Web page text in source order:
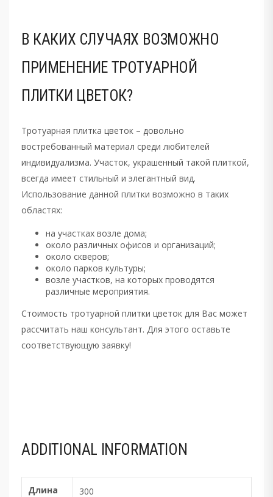
В КАКИХ СЛУЧАЯХ ВОЗМОЖНО
ПРИМЕНЕНИЕ ТРОТУАРНОЙ
ПЛИТКИ ЦВЕТОК?
Тротуарная плитка цветок – довольно
востребованный материал среди любителей
индивидуализма. Участок, украшенный такой плиткой,
всегда имеет стильный и элегантный вид.
Использование данной плитки возможно в таких
областях:
на участках возле дома;
около различных офисов и организаций;
около скверов;
около парков культуры;
возле участков, на которых проводятся
различные мероприятия.
Стоимость тротуарной плитки цветок для Вас может
рассчитать наш консультант. Для этого оставьте
соответствующую заявку!
ADDITIONAL INFORMATION
Длина
300